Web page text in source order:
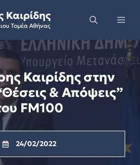
Καιρίδης
Τομέα Αθήνας
Καιρίδης στην
& Απόψεις”
FM100
24/02/2022